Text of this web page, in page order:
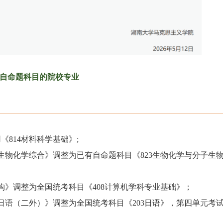
命题科目的院校专业
814材料科学基础》;
化学综合》调整为已有自命题科目《823生物化学与分子生
调整为全国统考科目《408计算机学科专业基础》；
（二外）》调整为全国统考科目《203日语》，第四单元考